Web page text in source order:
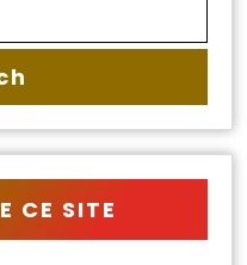
CE SITE